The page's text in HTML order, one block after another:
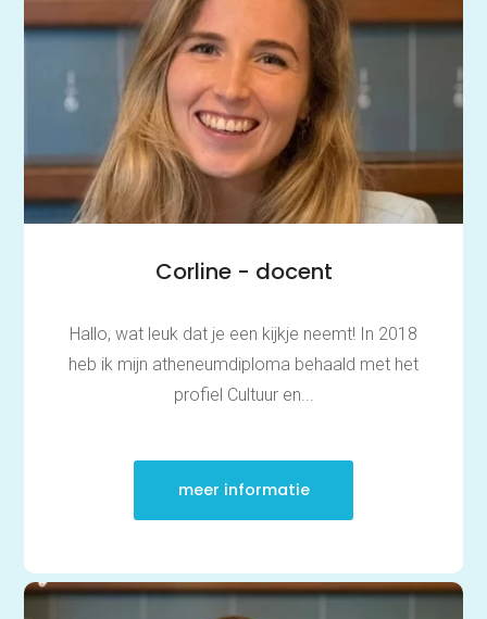
Corline - docent
Hallo, wat leuk dat je een kijkje neemt! In 2018
heb ik mijn atheneumdiploma behaald met het
profiel Cultuur en...
meer informatie